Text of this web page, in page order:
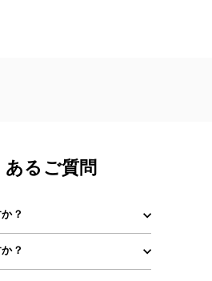
あるご質問
？
？